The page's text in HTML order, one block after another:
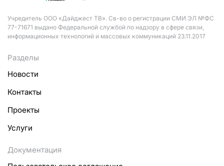
Учредитель ООО «Дайджест ТВ». Св-во о регистрации СМИ ЭЛ №ФС
77-71671 выдано Федеральной службой по надзору в сфере связи,
информационных технологий и массовых коммуникаций 23.11.2017
Разделы
Новости
Контакты
Проекты
Услуги
Документация